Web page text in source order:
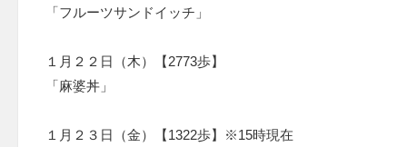
「フルーツサンドイッチ」
１月２２日（木）【2773歩】
「麻婆丼」
１月２３日（金）【1322歩】※15時現在